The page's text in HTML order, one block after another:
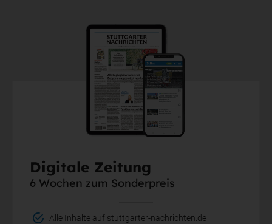
Digitale Zeitung
6 Wochen zum Sonderpreis
Alle Inhalte auf stuttgarter-nachrichten.de